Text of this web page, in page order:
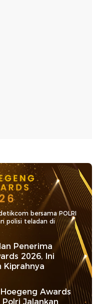
bersama POLRI
polisi teladan di
Penerima
2026, Ini
Kiprahnya
Awards
Jalankan